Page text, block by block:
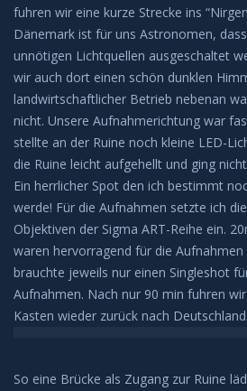
Regenbögen
Sonnenhalos
Sonnenunter und -aufgänge
Strahlenbüschel
Wolken
Kelvin Helmholtz
fuhren wir eine kurze Strecke ins
Dänemark ist für uns Astronomen,
unnötigen Lichtquellen ausgeschaltet
wir auch dort einen schön dunklen
landwirtschaftlicher Betrieb nebenan
nicht. Unsere Aufnahmerichtung war
stellte an der Ruine noch kleine LED-
die Ruine leicht aufgehellt und ging
Ein herrlicher Spot den ich bestimmt
werde! Für die Aufnahmen setzte ich
Objektiven der Sigma ART-Reihe ein.
waren hervorragend für die Aufnahmen
brauchte jeweils nur einen Singleshot
Aufnahmen. Nach nur 90 min fuhren
Kasten wieder zurück nach Deutschland.
So eine Brücke als Zugang zur Ruine